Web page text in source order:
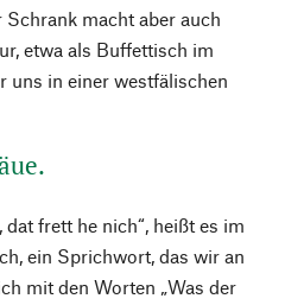
Schrank macht aber auch
etwa als Buffettisch im
uns in einer westfälischen
frett he nich“, heißt es im
ein Sprichwort, das wir an
mit den Worten „Was der